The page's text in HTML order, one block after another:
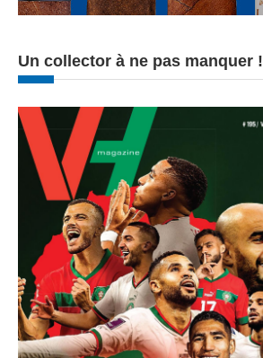
Un collector à ne pas manquer !